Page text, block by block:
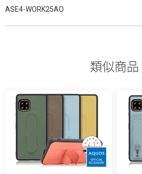
ASE4-WORK25AO
類似商品